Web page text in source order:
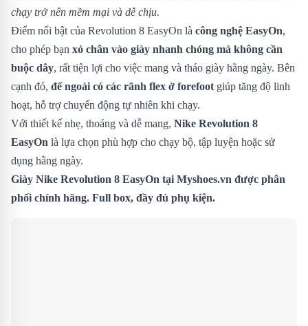
chạy trở nên mềm mại và dễ chịu.
Điểm nổi bật của Revolution 8 EasyOn là công nghệ EasyOn,
cho phép bạn xỏ chân vào giày nhanh chóng mà không cần
buộc dây, rất tiện lợi cho việc mang và tháo giày hằng ngày. Bên
cạnh đó, đế ngoài có các rãnh flex ở forefoot giúp tăng độ linh
hoạt, hỗ trợ chuyển động tự nhiên khi chạy.
Với thiết kế nhẹ, thoáng và dễ mang, Nike Revolution 8
EasyOn là lựa chọn phù hợp cho chạy bộ, tập luyện hoặc sử
dụng hằng ngày.
Giày Nike Revolution 8 EasyOn tại Myshoes.vn được phân
phối chính hãng. Full box, đầy đủ phụ kiện.